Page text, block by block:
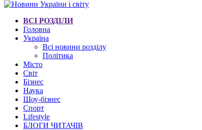
ВСІ РОЗДІЛИ
Головна
Україна
Всі новини розділу
Політика
Місто
Світ
Бізнес
Наука
Шоу-бізнес
Спорт
Lifestyle
БЛОГИ ЧИТАЧІВ